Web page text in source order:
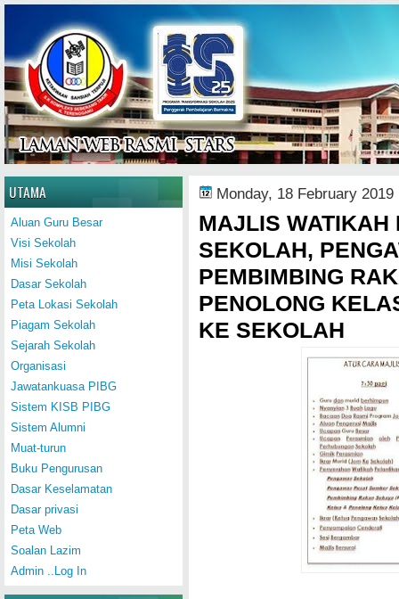
Home
Monday, 18 February 2019
MAJLIS WATIKAH
SEKOLAH,
PEMBIMBING
PENOLONG
KE SEKOLAH
UTAMA
Aluan Guru Besar
Visi Sekolah
Misi Sekolah
Dasar Sekolah
Peta Lokasi Sekolah
Piagam Sekolah
Sejarah Sekolah
Organisasi
Jawatankuasa PIBG
Sistem KISB PIBG
Sistem Alumni
Muat-turun
Buku Pengurusan
Dasar Keselamatan
Dasar privasi
Peta Web
Soalan Lazim
Admin ..Log In